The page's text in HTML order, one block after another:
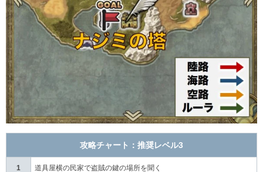
攻略チャート：推奨レベル3
1 道具屋横の民家で盗賊の鍵の場所を聞く